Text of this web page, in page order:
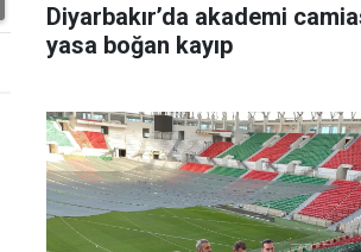
Diyarbakır’da akademi
yasa boğan kayıp